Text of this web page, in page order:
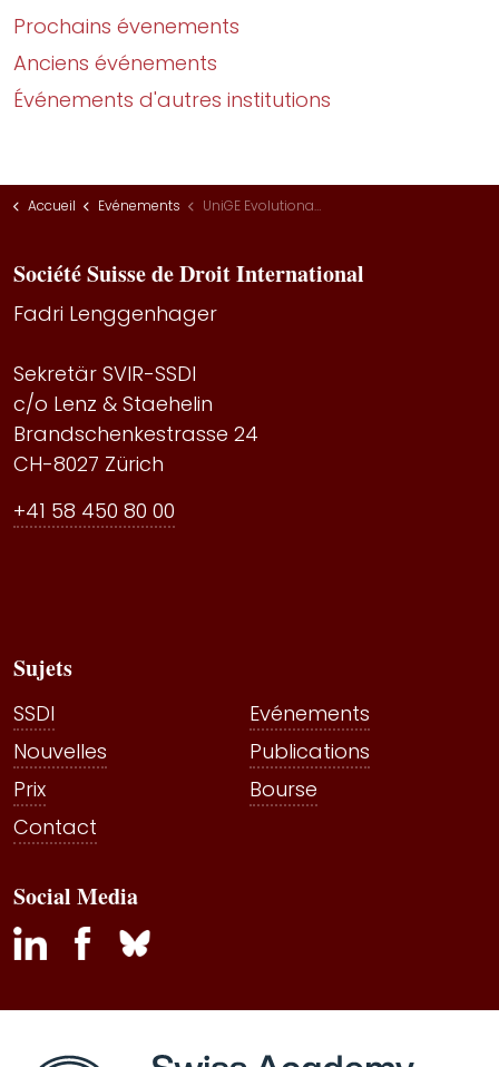
Prochains évenements
Anciens événements
Événements d'autres institutions
Accueil Evénements UniGE Evolutionary Interpretation
Société Suisse de Droit International
Fadri Lenggenhager
Sekretär SVIR-SSDI
c/o Lenz & Staehelin
Brandschenkestrasse 24
CH-8027 Zürich
+41 58 450 80 00
Sujets
SSDI
Evénements
Nouvelles
Publications
Prix
Bourse
Contact
Social Media